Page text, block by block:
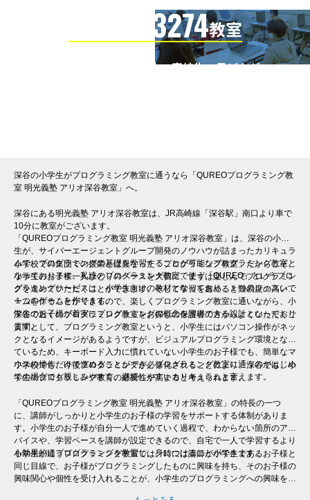
3274教室
全国の小学生・中学生・高校生・子どもが
深谷の小学生がプログラミング教室に通うなら「QUREOプログラミング教
室 明光義塾 アリオ深谷教室」へ。
深谷にある明光義塾 アリオ深谷教室は、JR高崎線「深谷駅」南口より車で
10分に教室がございます。
「QUREOプログラミング教室 明光義塾 アリオ深谷教室」は、深谷の小学
生が、サイバーエージェントグループ開発のノウハウが詰まったカリキュラ
ムで、プログラミングの基礎を学習することが可能なプログラミング教室と
なっております。私達のプログラミング教室で使う「QUREO」というプロ
グラミングサービスは、小学生向けの教材となっており、１つのレッスンで
１つのゲームを作ります。
小学校での集団での授業とは異なった「プログラミング教室」だからこそ、
小学生のお子様一人ひとりのペースを大切に、まずは楽しんでプログラミン
グを進めていただくことができます。そして学習を進めると難易度の高いゲ
ームを作ることができるので、楽しくプログラミング教室に通いながら、小
学生のお子様が着実にプログラミングの概念を習得できる設計となっており
ます。
深谷で近くのプログラミング教室をお探しの保護者の方からよくいただくご
質問として、プログラミング教室というと、小学生にはパソコン操作がネッ
クとなるイメージがあるようですが、ビジュアルプログラミング環境となっ
ているため、キーボード入力に慣れていない小学生のお子様でも、簡単なマ
ウスの操作だけで進めることができ、プログラミング教室に通うのがはじめ
ての場合でも親しみやすく、継続しやすいカリキュラムと言えます。
小学校でも、今後プログラミングが必修化されることにより、深谷でも、小
学生のプログラミング教育の必要性が高まると考えられます。
「QUREOプログラミング教室 明光義塾 アリオ深谷教室」の特長の一つ
に、講師がしっかりと小学生のお子様の学習をサポートする体制がありま
す。小学生のお子様が自分一人で進めていく過程で、わからない箇所のアド
バイスや、学習ペースを講師が設定できるので、自宅で一人で学習するより
も効果的にプログラミングを学習し、身につけることができます。
小学生が通うプログラミング教室では、時には講師が小学生であるお子様と
同じ目線で、お子様がプログラミングしたものに興味を持ち、そのお子様の
興味関心や個性を受け入れることが、小学生のプログラミングへの興味を継